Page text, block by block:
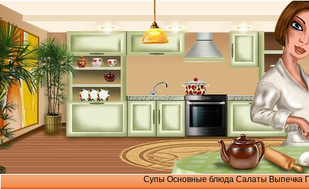
Супы Основные блюда Салаты Выпечка